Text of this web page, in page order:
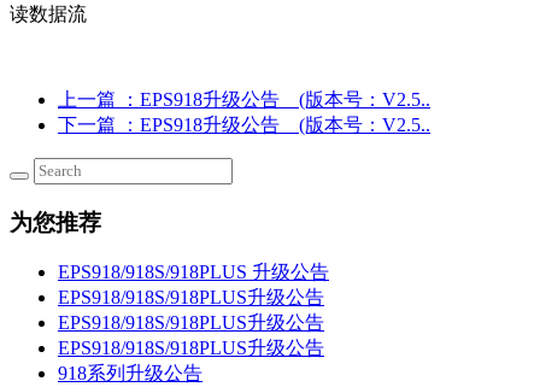
读数据流
上一篇
：EPS918升级公告 (版本号：V2.5..
下一篇
：EPS918升级公告 (版本号：V2.5..
为您推荐
EPS918/918S/918PLUS 升级公告
EPS918/918S/918PLUS升级公告
EPS918/918S/918PLUS升级公告
EPS918/918S/918PLUS升级公告
918系列升级公告